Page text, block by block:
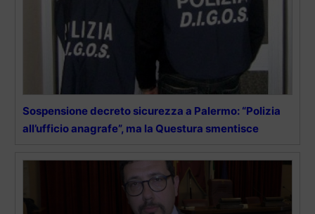
Sospensione decreto sicurezza a Palermo: “Polizia
all’ufficio anagrafe”, ma la Questura smentisce